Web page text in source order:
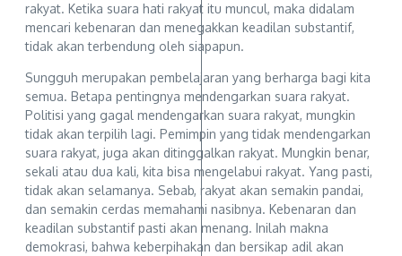
rakyat. Ketika suara hati rakyat itu muncul, maka didalam
mencari kebenaran dan menegakkan keadilan substantif,
tidak akan terbendung oleh siapapun.
Sungguh merupakan pembelajaran yang berharga bagi kita
semua. Betapa pentingnya mendengarkan suara rakyat.
Politisi yang gagal mendengarkan suara rakyat, mungkin
tidak akan terpilih lagi. Pemimpin yang tidak mendengarkan
suara rakyat, juga akan ditinggalkan rakyat. Mungkin benar,
sekali atau dua kali, kita bisa mengelabui rakyat. Yang pasti,
tidak akan selamanya. Sebab, rakyat akan semakin pandai,
dan semakin cerdas memahami nasibnya. Kebenaran dan
keadilan substantif pasti akan menang. Inilah makna
demokrasi, bahwa keberpihakan dan bersikap adil akan